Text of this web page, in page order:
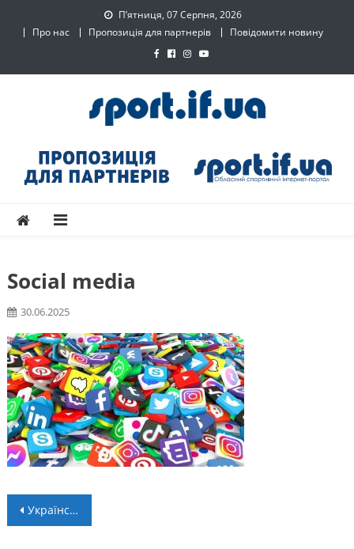
П’ятниця, 07 Серпня, 2026
Про нас
Пропозиція для партнерів Повідомити новину
SPORT.IF.UA – Обласний
спортивний інтернет-
Social media
30.06.2025
Навігація
Український футзал – у соцмережах. Як це було в сезоні 2024/25?